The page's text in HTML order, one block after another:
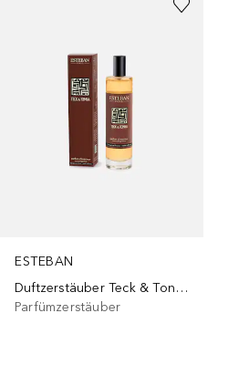
ESTEBAN
Duftzerstäuber Teck & Tonka
Parfümzerstäuber